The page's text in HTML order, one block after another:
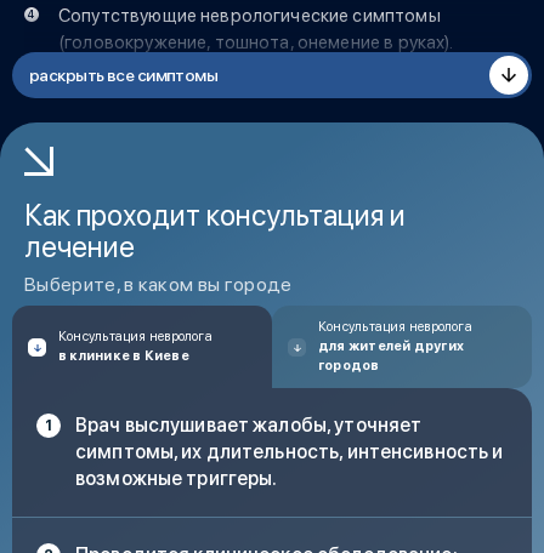
Сопутствующие неврологические симптомы
(головокружение, тошнота, онемение в руках).
раскрыть все симптомы
Как проходит консультация и
лечение
Выберите, в каком вы городе
Консультация невролога
в клинике в Киеве
Консультация невролога
для жителей других
городов
Врач выслушивает жалобы, уточняет
симптомы, их длительность, интенсивность и
возможные триггеры.